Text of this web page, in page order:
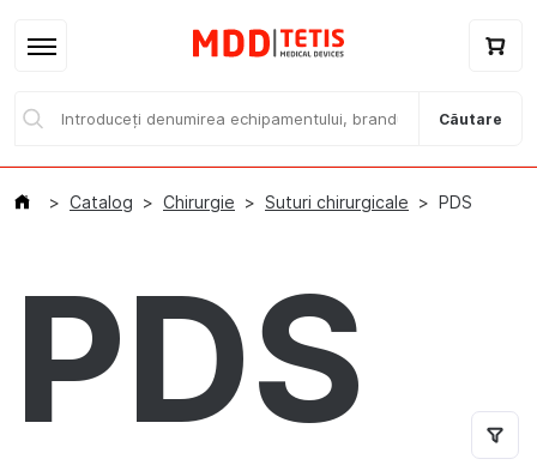
Catalog / E-magazin
Căutare
Catalog Chirurgie Suturi chirurgicale PDS
PDS